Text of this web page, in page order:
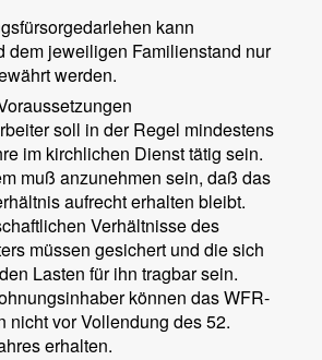
kann
dem jeweiligen Familienstand nur
werden.
soll in der Regel mindestens
im kirchlichen Dienst tätig sein.
muß anzunehmen sein, daß das
aufrecht erhalten bleibt.
Verhältnisse des
müssen gesichert und die sich
Lasten für ihn tragbar sein.
können das WFR-
nicht vor Vollendung des 52.
erhalten.